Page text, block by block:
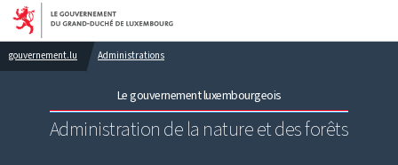
Aller au menu principal
Aller au contenu
gouvernement.lu Administrations
Le gouvernement luxembourgeois
Administration de la nature et des forêts